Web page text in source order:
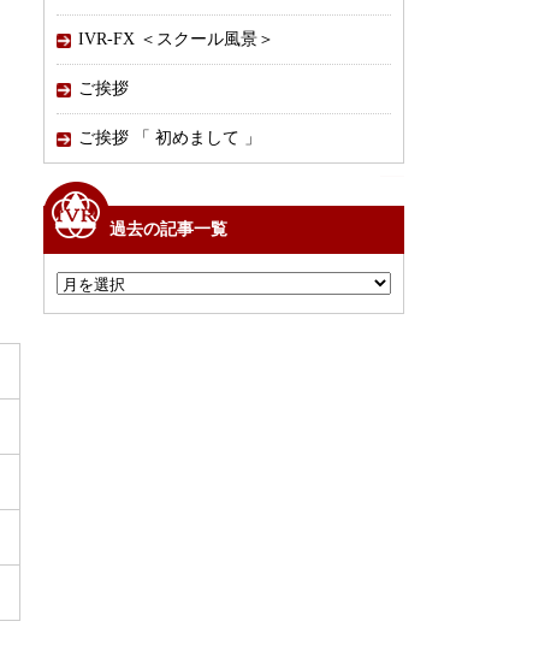
IVR-FX ＜スクール風景＞
ご挨拶
ご挨拶 「 初めまして 」
過去の記事一覧